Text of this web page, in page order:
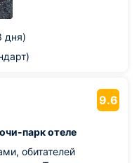
дня)
9.6
парк отеле
обитателей